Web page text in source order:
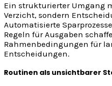
Ein strukturierter Umgang
Verzicht, sondern
Automatisierte
Regeln für Ausgaben
Rahmenbedingungen für
Entscheidungen.
Routinen als unsichtbarer